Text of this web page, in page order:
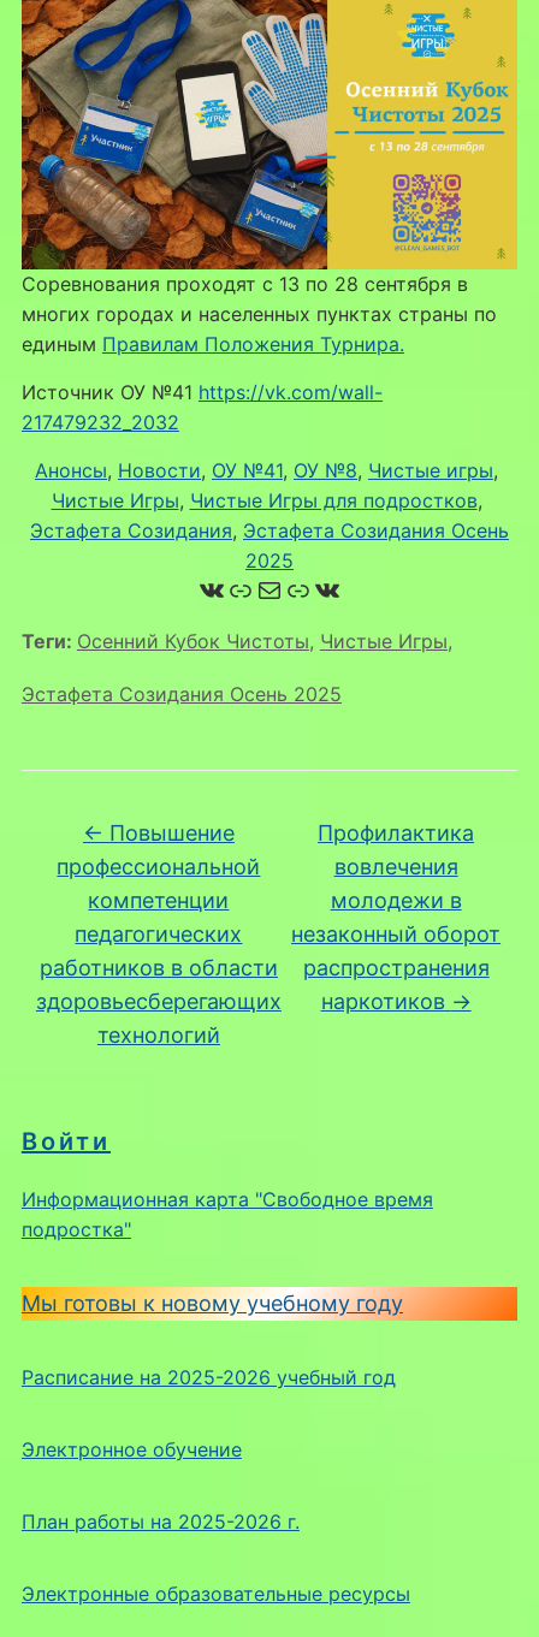
Войти
Информационная карта "Свободное время
подростка"
Мы готовы к новому учебному году
Расписание на 2025-2026 учебный год
Электронное обучение
План работы на 2025-2026 г.
Электронные образовательные ресурсы
Соревнования проходят с 13 по 28 сентября в
многих городах и населенных пунктах страны по
единым Правилам Положения Турнира.
Источник ОУ №41 https://vk.com/wall-
217479232_2032
Анонсы, Новости, ОУ №41, ОУ №8, Чистые игры
Чистые Игры, Чистые Игры для подростков
Эстафета Созидания, Эстафета Созидания Осень
2025
ВКонтакте
Ссылка
Почта
Ссылка
ВКонтакте
Теги: Осенний Кубок Чистоты, Чистые Игры,
Эстафета Созидания Осень 2025
← Повышение
профессиональной
компетенции
педагогических
работников в области
здоровьесберегающих
технологий
Профилактика
вовлечения
молодежи в
незаконный оборот
распространения
наркотиков →